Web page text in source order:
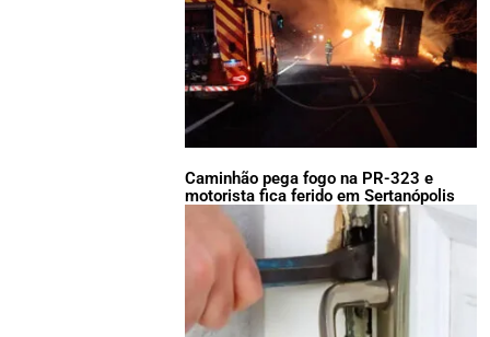
Caminhão pega fogo na PR-323 e
motorista fica ferido em Sertanópolis